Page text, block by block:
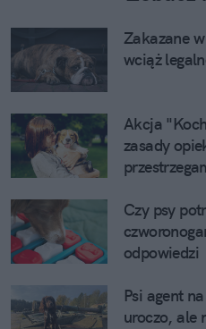
Zakazane
wciąż
Akcja
zasady
Czy psy
odpowiedzi
Psi agent
uroczo, ale